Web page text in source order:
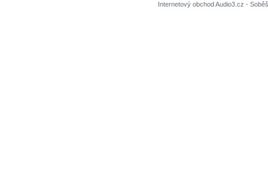
Internetový obchod Audio3.cz -